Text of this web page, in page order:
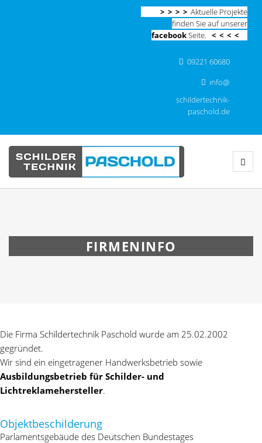
> > > > Aktuelle Projekte
finden Sie auf unserer
facebookSeite. < < < <
09221 60680
info@
schildertechnik-
paschold.de
FIRMENINFO
Die Firma Schildertechnik Paschold wurde am 25.02.2002
gegründet.
Wir sind ein eingetragener Handwerksbetrieb sowie
Ausbildungsbetrieb für Schilder- und
Lichtreklamehersteller.
Objektbeschilderung
Parlamentsgebäude des Deutschen Bundestages